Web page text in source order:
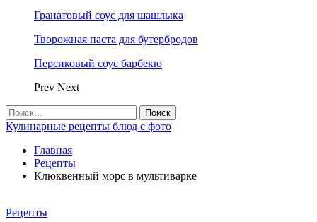
Гранатовый соус для шашлыка
Творожная паста для бутербродов
Персиковый соус барбекю
Prev Next
Кулинарные рецепты блюд с фото
Главная
Рецепты
Клюквенный морс в мультиварке
Рецепты